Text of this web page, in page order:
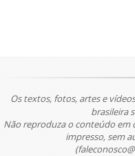
Os textos, fotos, artes e
brasileira
Não reproduza o conteúdo em
impresso, sem